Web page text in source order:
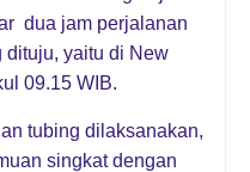
dua jam perjalanan
dituju, yaitu di New
09.15 WIB.
tubing dilaksanakan,
singkat dengan